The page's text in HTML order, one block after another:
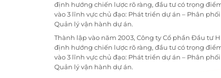
định hướng chiến lược rõ ràng, đầu tư có trọng
vào 3 lĩnh vực chủ đạo: Phát triển dự án – Phân
Quản lý vận hành dự án.
Thành lập vào năm 2003, Công ty Cổ phần Đầu tư
định hướng chiến lược rõ ràng, đầu tư có trọng
vào 3 lĩnh vực chủ đạo: Phát triển dự án – Phân
Quản lý vận hành dự án.